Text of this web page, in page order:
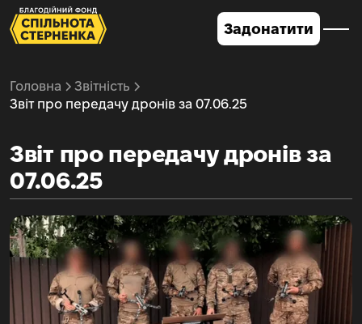
Задонатити
Головна
Звітність
Звіт про передачу дронів за 07.06.25
Звіт про передачу дронів за
07.06.25